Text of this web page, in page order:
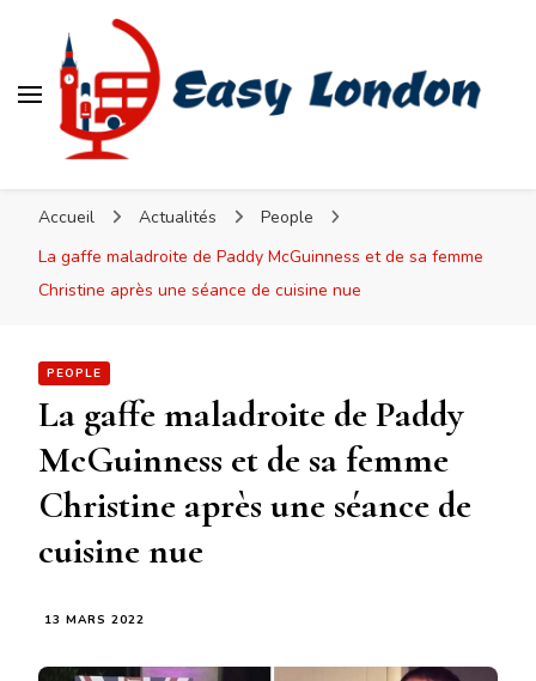
Accueil Actualités
People
La gaffe maladroite de Paddy McGuinness et de sa femme
Christine après une séance de cuisine nue
PEOPLE
La gaffe maladroite de Paddy
McGuinness et de sa femme
Christine après une séance de
cuisine nue
13 MARS 2022